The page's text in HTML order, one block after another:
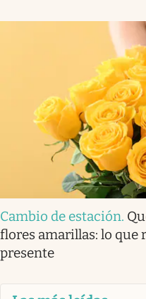
Cambio de estación.
flores amarillas: lo que
presente